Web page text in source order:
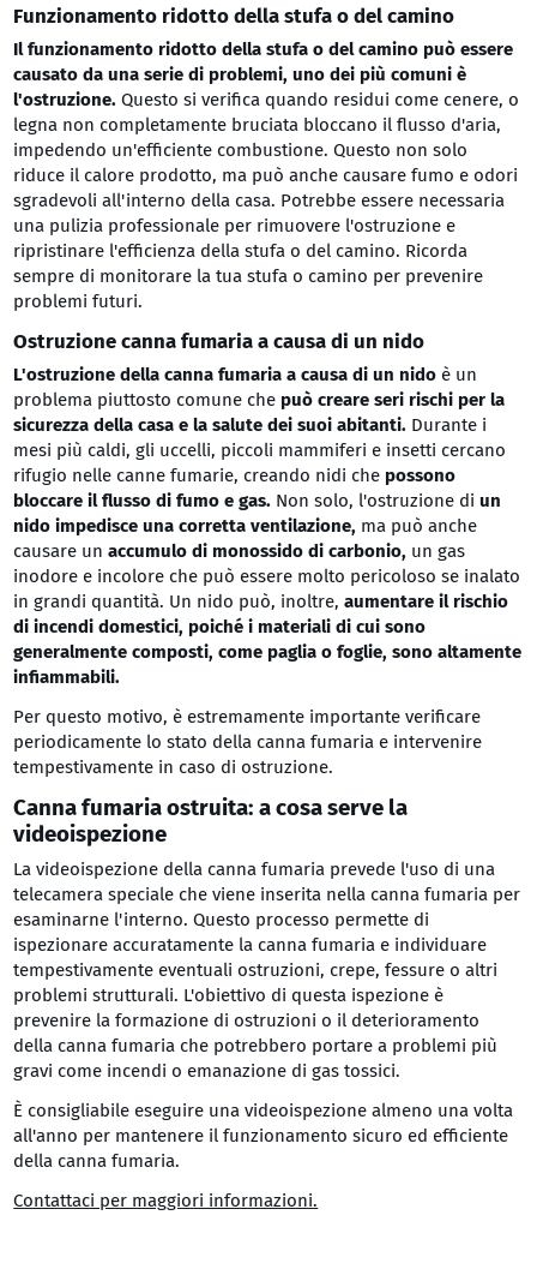
Funzionamento ridotto della stufa o del camino
Il funzionamento ridotto della stufa o del camino può essere
causato da una serie di problemi, uno dei più comuni è
l'ostruzione. Questo si verifica quando residui come cenere, o
legna non completamente bruciata bloccano il flusso d'aria,
impedendo un'efficiente combustione. Questo non solo
riduce il calore prodotto, ma può anche causare fumo e odori
sgradevoli all'interno della casa. Potrebbe essere necessaria
una pulizia professionale per rimuovere l'ostruzione e
ripristinare l'efficienza della stufa o del camino. Ricorda
sempre di monitorare la tua stufa o camino per prevenire
problemi futuri.
Ostruzione canna fumaria a causa di un nido
L'ostruzione della canna fumaria a causa di un nido è un
problema piuttosto comune che può creare seri rischi per la
sicurezza della casa e la salute dei suoi abitanti. Durante i
mesi più caldi, gli uccelli, piccoli mammiferi e insetti cercano
rifugio nelle canne fumarie, creando nidi che possono
bloccare il flusso di fumo e gas. Non solo, l'ostruzione diun
nido impedisce una corretta ventilazione, ma può anche
causare unaccumulo di monossido di carbonio, un gas
inodore e incolore che può essere molto pericoloso se inalato
in grandi quantità. Un nido può, inoltre,aumentare il rischio
di incendi domestici, poiché i materiali di cui sono
generalmente composti, come paglia o foglie, sono altamente
infiammabili.
Per questo motivo, è estremamente importante verificare
periodicamente lo stato della canna fumaria e intervenire
tempestivamente in caso di ostruzione.
Canna fumaria ostruita: a cosa serve la
videoispezione
La videoispezione della canna fumaria prevede l'uso di una
telecamera speciale che viene inserita nella canna fumaria per
esaminarne l'interno. Questo processo permette di
ispezionare accuratamente la canna fumaria e individuare
tempestivamente eventuali ostruzioni, crepe, fessure o altri
problemi strutturali. L'obiettivo di questa ispezione è
prevenire la formazione di ostruzioni o il deterioramento
della canna fumaria che potrebbero portare a problemi più
gravi come incendi o emanazione di gas tossici.
È consigliabile eseguire una videoispezione almeno una volta
all'anno per mantenere il funzionamento sicuro ed efficiente
della canna fumaria.
Contattaci per maggiori informazioni.